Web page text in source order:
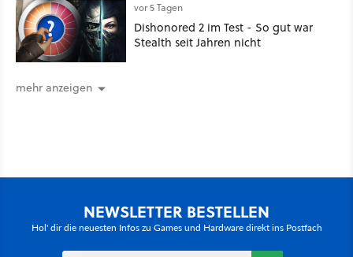
vor 5 Tagen
Dishonored 2 im Test - So gut war
Stealth seit Jahren nicht
mehr anzeigen
NEWSLETTER BESTELLEN
Hol' dir die neuesten Infos zu Games und Hardware direkt ins Postfach